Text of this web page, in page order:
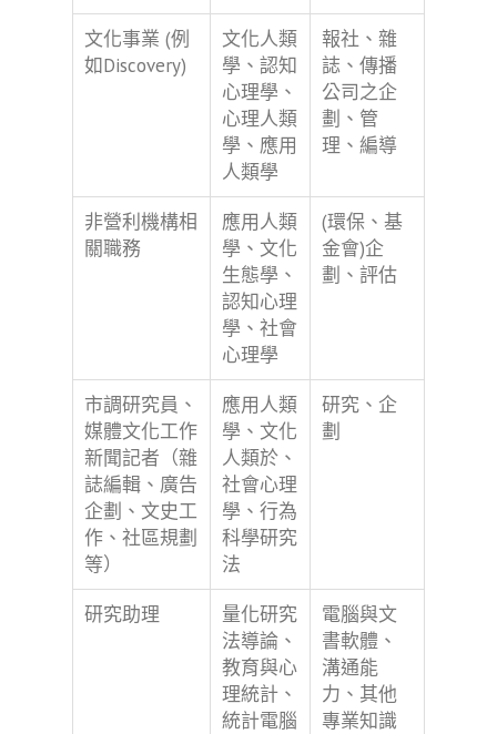
文化事業 (例
如Discovery)
文化人類
學、認知
心理學、
心理人類
學、應用
人類學
報社、雜
誌、傳播
公司之企
劃、管
理、編導
非營利機構相
關職務
應用人類
學、文化
生態學、
認知心理
學、社會
心理學
(環保、基
金會)企
劃、評估
市調研究員、
媒體文化工作
新聞記者（雜
誌編輯、廣告
企劃、文史工
作、社區規劃
等）
應用人類
學、文化
人類於、
社會心理
學、行為
科學研究
法
研究、企
劃
研究助理
量化研究
法導論、
教育與心
理統計、
統計電腦
電腦與文
書軟體、
溝通能
力、其他
專業知識